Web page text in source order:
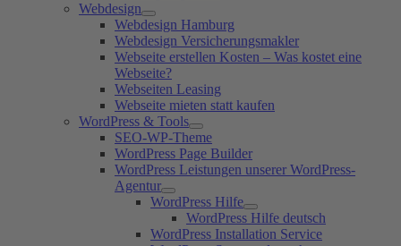
Webdesign
Webdesign Hamburg
Webdesign Versicherungsmakler
Webseite erstellen Kosten – Was kostet eine
Webseite?
Webseiten Leasing
Webseite mieten statt kaufen
WordPress & Tools
SEO-WP-Theme
WordPress Page Builder
WordPress Leistungen unserer WordPress-
Agentur
WordPress Hilfe
WordPress Hilfe deutsch
WordPress Installation Service